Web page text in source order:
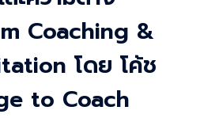
Coaching &
โดย โค้ช
to Coach